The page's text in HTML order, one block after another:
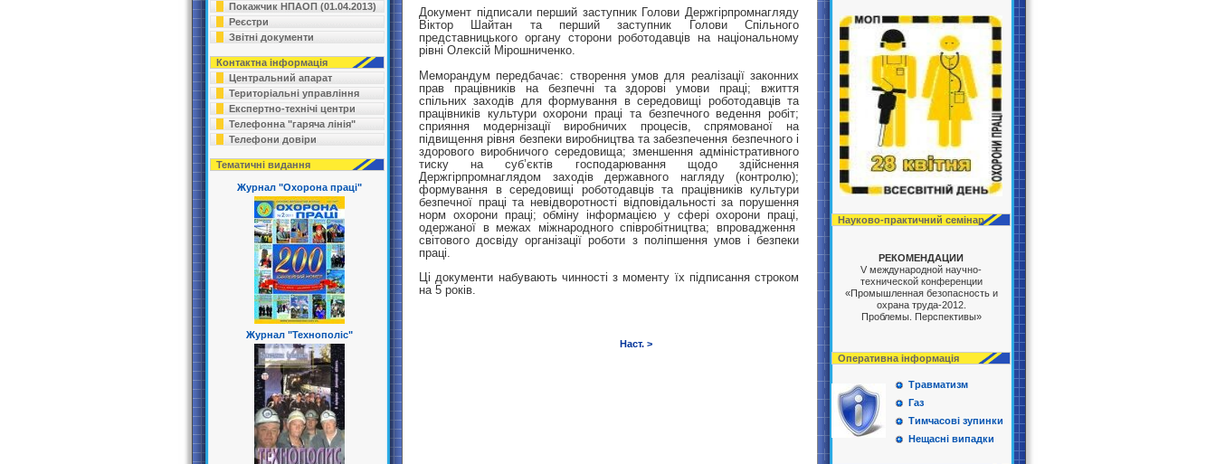
Покажчик НПАОП (01.04.2013)
Реєстри
Звітні документи
Контактна інформація
Центральний апарат
Територіальні управління
Експертно-технічі центри
Телефонна "гаряча лінія"
Телефони довіри
Тематичні видання
Журнал "Охорона праці"
Журнал "Технополіс"
Документ підписали перший заступник Голови Держгірпромнагляду
Віктор Шайтан та перший заступник Голови Спільного
представницького органу сторони роботодавців на національному
рівні Олексій Мірошниченко.
Меморандум передбачає: створення умов для реалізації законних
прав працівників на безпечні та здорові умови праці; вжиття
спільних заходів для формування в середовищі роботодавців та
працівників культури охорони праці та безпечного ведення робіт;
сприяння модернізації виробничих процесів, спрямованої на
підвищення рівня безпеки виробництва та забезпечення безпечного і
здорового виробничого середовища; зменшення адміністративного
тиску на суб’єктів господарювання щодо здійснення
Держгірпромнаглядом заходів державного нагляду (контролю);
формування в середовищі роботодавців та працівників культури
безпечної праці та невідворотності відповідальності за порушення
норм охорони праці; обміну інформацією у сфері охорони праці,
одержаної в межах міжнародного співробітництва; впровадження
світового досвіду організації роботи з поліпшення умов і безпеки
праці.
Ці документи набувають чинності з моменту їх підписання строком
на 5 років.
Наст. >
Науково-практичний семінар
РЕКОМЕНДАЦИИ
V международной научно-
технической конференции
«Промышленная безопасность и
охрана труда-2012.
Проблемы. Перспективы»
Оперативна інформація
Травматизм
Газ
Тимчасові зупинки
Нещасні випадки